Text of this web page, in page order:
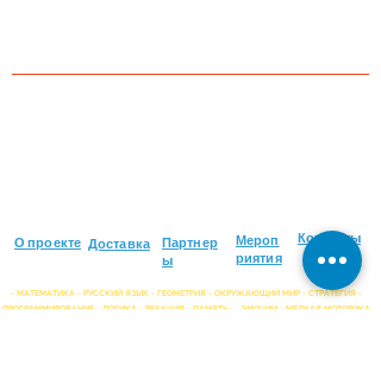
О проекте Доставка
Партнер
ы
Мероп
риятия
Контакты
- МАТЕМАТИКА - РУССКИЙ ЯЗЫК - ГЕОМЕТРИЯ - ОКРУЖАЮЩИЙ МИР - СТРАТЕГИЯ -
ПРОГРАММИРОВАНИЕ - ЛОГИКА - РЕАКЦИЯ - ПАМЯТЬ -
ЭМОЦИИ - МЕЛКАЯ МОТОРИКА